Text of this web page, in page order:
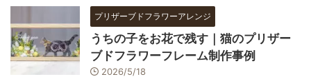
プリザーブドフラワーアレンジ
うちの子をお花で残す｜猫のプリザー
ブドフラワーフレーム制作事例
2026/5/18